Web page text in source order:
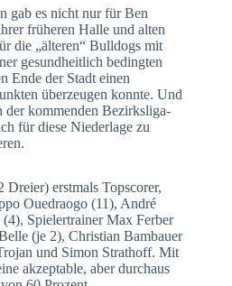
gab es nicht nur für Ben
früheren Halle und alten
die „älteren“ Bulldogs mit
gesundheitlich bedingten
Ende der Stadt einen
überzeugen konnte. Und
der kommenden Bezirksliga-
für diese Niederlage zu
erstmals Topscorer,
Ouedraogo (11), André
Spielertrainer Max Ferber
(je 2), Christian Bambauer
und Simon Strathoff. Mit
akzeptable, aber durchaus